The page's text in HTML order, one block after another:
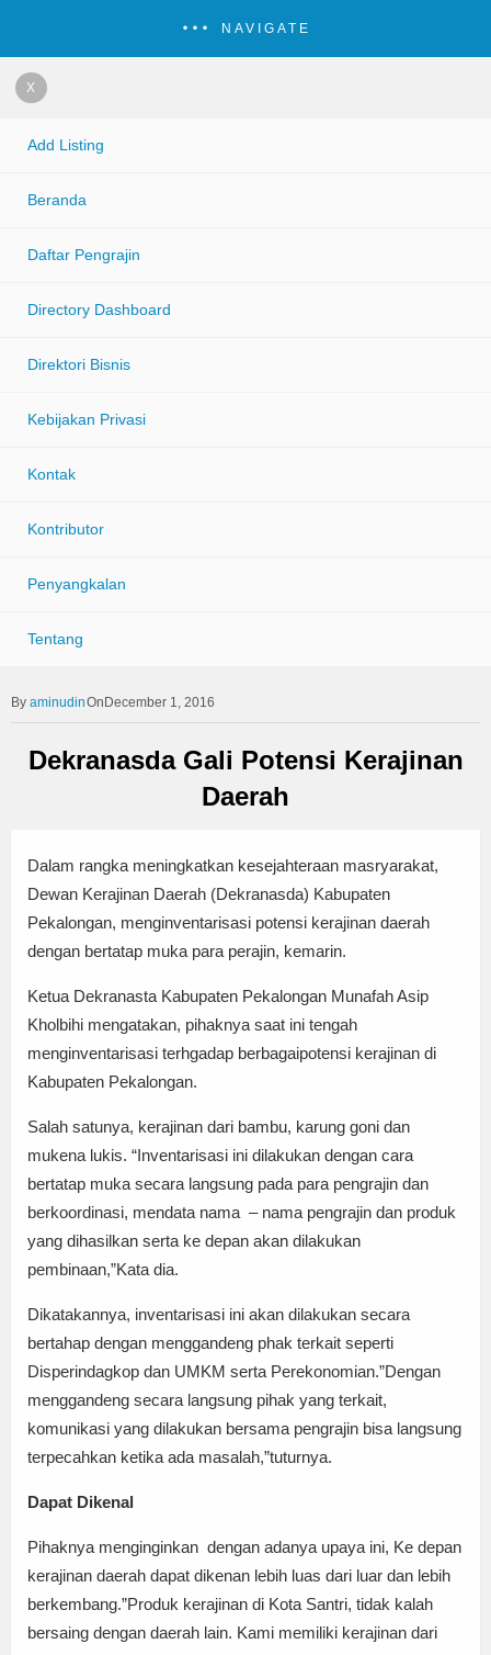
NAVIGATE
X
Add Listing
Beranda
Daftar Pengrajin
Directory Dashboard
Direktori Bisnis
Kebijakan Privasi
Kontak
Kontributor
Penyangkalan
Tentang
aminudinOnDecember 1, 2016
Dekranasda Gali Potensi Kerajinan
Daerah
Dalam rangka meningkatkan kesejahteraan masryarakat,
Dewan Kerajinan Daerah (Dekranasda) Kabupaten
Pekalongan, menginventarisasi potensi kerajinan daerah
dengan bertatap muka para perajin, kemarin.
Ketua Dekranasta Kabupaten Pekalongan Munafah Asip
Kholbihi mengatakan, pihaknya saat ini tengah
menginventarisasi terhgadap berbagaipotensi kerajinan di
Kabupaten Pekalongan.
Salah satunya, kerajinan dari bambu, karung goni dan
mukena lukis. “Inventarisasi ini dilakukan dengan cara
bertatap muka secara langsung pada para pengrajin dan
berkoordinasi, mendata nama – nama pengrajin dan produk
yang dihasilkan serta ke depan akan dilakukan
pembinaan,”Kata dia.
Dikatakannya, inventarisasi ini akan dilakukan secara
bertahap dengan menggandeng phak terkait seperti
Disperindagkop dan UMKM serta Perekonomian.”Dengan
menggandeng secara langsung pihak yang terkait,
komunikasi yang dilakukan bersama pengrajin bisa langsung
terpecahkan ketika ada masalah,”tuturnya.
Dapat Dikenal
Pihaknya menginginkan dengan adanya upaya ini, Ke depan
kerajinan daerah dapat dikenan lebih luas dari luar dan lebih
berkembang.”Produk kerajinan di Kota Santri, tidak kalah
bersaing dengan daerah lain. Kami memiliki kerajinan dari